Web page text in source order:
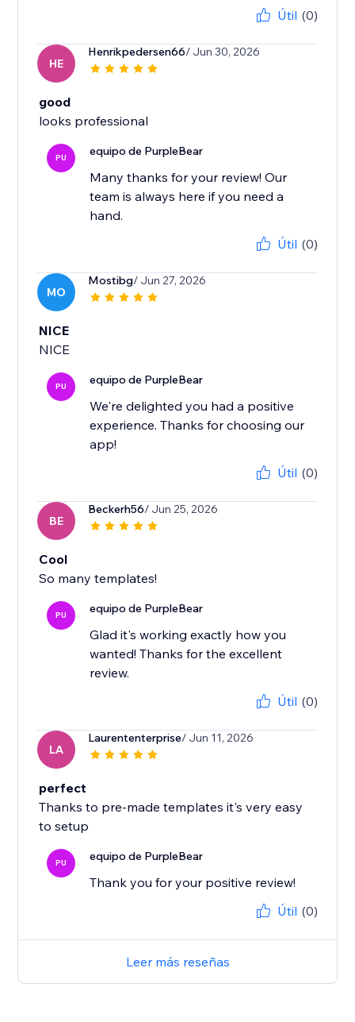
Útil (0)
HE
Henrikpedersen66/ Jun 30, 2026
good
looks professional
PU equipo de PurpleBear
Many thanks for your review! Our
team is always here if you need a
hand.
Útil (0)
MO
Mostibg/ Jun 27, 2026
NICE
NICE
PU equipo de PurpleBear
We're delighted you had a positive
experience. Thanks for choosing our
app!
Útil (0)
BE
Beckerh56/ Jun 25, 2026
Cool
So many templates!
PU equipo de PurpleBear
Glad it's working exactly how you
wanted! Thanks for the excellent
review.
Útil (0)
LA
Laurententerprise/ Jun 11, 2026
perfect
Thanks to pre-made templates it's very easy
to setup
PU equipo de PurpleBear
Thank you for your positive review!
Útil (0)
Leer más reseñas